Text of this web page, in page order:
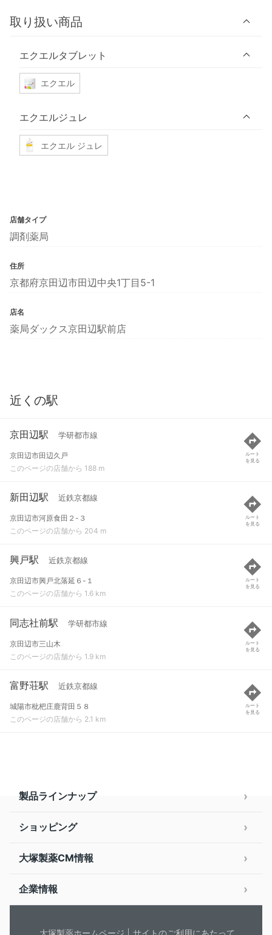
取り扱い商品
エクエルタブレット
エクエル
エクエルジュレ
エクエル ジュレ
店舗タイプ
調剤薬局
住所
京都府京田辺市田辺中央1丁目5-1
店名
薬局ダックス京田辺駅前店
近くの駅
京田辺駅 学研都市線
京田辺市田辺久戸
このページの店舗から 188 m
ルート
を見る
新田辺駅 近鉄京都線
京田辺市河原食田２-３
このページの店舗から 204 m
ルート
を見る
興戸駅 近鉄京都線
京田辺市興戸北落延６-１
このページの店舗から 1.6 km
ルート
を見る
同志社前駅 学研都市線
京田辺市三山木
このページの店舗から 1.9 km
ルート
を見る
富野荘駅 近鉄京都線
城陽市枇杷庄鹿背田５８
このページの店舗から 2.1 km
ルート
を見る
製品ラインナップ
ショッピング
大塚製薬CM情報
企業情報